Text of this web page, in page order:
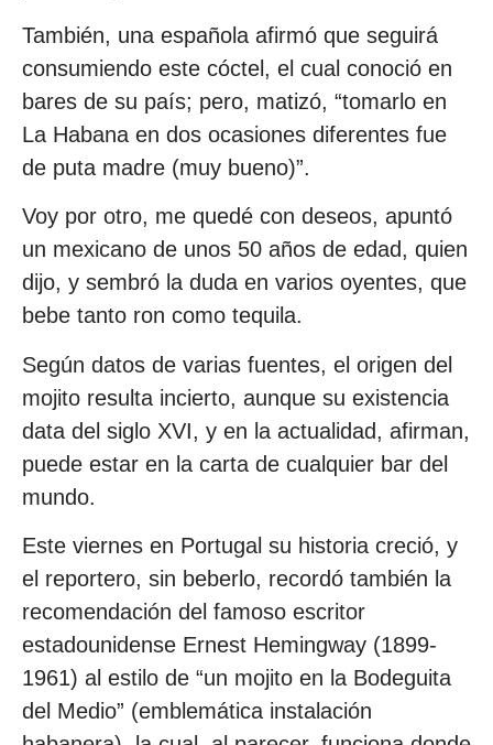
También, una española afirmó que seguirá
consumiendo este cóctel, el cual conoció en
bares de su país; pero, matizó, “tomarlo en
La Habana en dos ocasiones diferentes fue
de puta madre (muy bueno)”.
Voy por otro, me quedé con deseos, apuntó
un mexicano de unos 50 años de edad, quien
dijo, y sembró la duda en varios oyentes, que
bebe tanto ron como tequila.
Según datos de varias fuentes, el origen del
mojito resulta incierto, aunque su existencia
data del siglo XVI, y en la actualidad, afirman,
puede estar en la carta de cualquier bar del
mundo.
Este viernes en Portugal su historia creció, y
el reportero, sin beberlo, recordó también la
recomendación del famoso escritor
estadounidense Ernest Hemingway (1899-
1961) al estilo de “un mojito en la Bodeguita
del Medio” (emblemática instalación